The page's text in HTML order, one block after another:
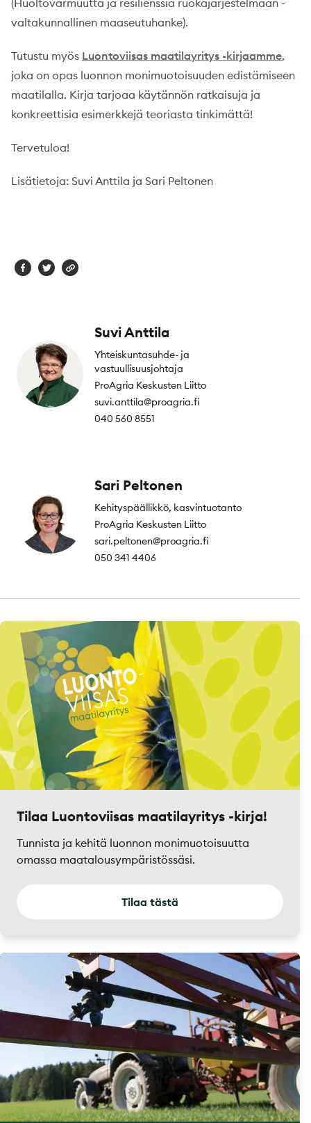
(Huoltovarmuutta ja resilienssiä ruokajärjestelmään -
valtakunnallinen maaseutuhanke).
Tutustu myös Luontoviisas maatilayritys -kirjaamme,
joka on opas luonnon monimuotoisuuden edistämiseen
maatilalla. Kirja tarjoaa käytännön ratkaisuja ja
konkreettisia esimerkkejä teoriasta tinkimättä!
Tervetuloa!
Lisätietoja: Suvi Anttila ja Sari Peltonen
Suvi Anttila
Yhteiskuntasuhde- ja
vastuullisuusjohtaja
ProAgria Keskusten Liitto
suvi.anttila@proagria.fi
040 560 8551
Sari Peltonen
Kehityspäällikkö, kasvintuotanto
ProAgria Keskusten Liitto
sari.peltonen@proagria.fi
050 341 4406
Tilaa Luontoviisas maatilayritys -kirja!
Tunnista ja kehitä luonnon monimuotoisuutta
omassa maatalousympäristössäsi.
Tilaa tästä